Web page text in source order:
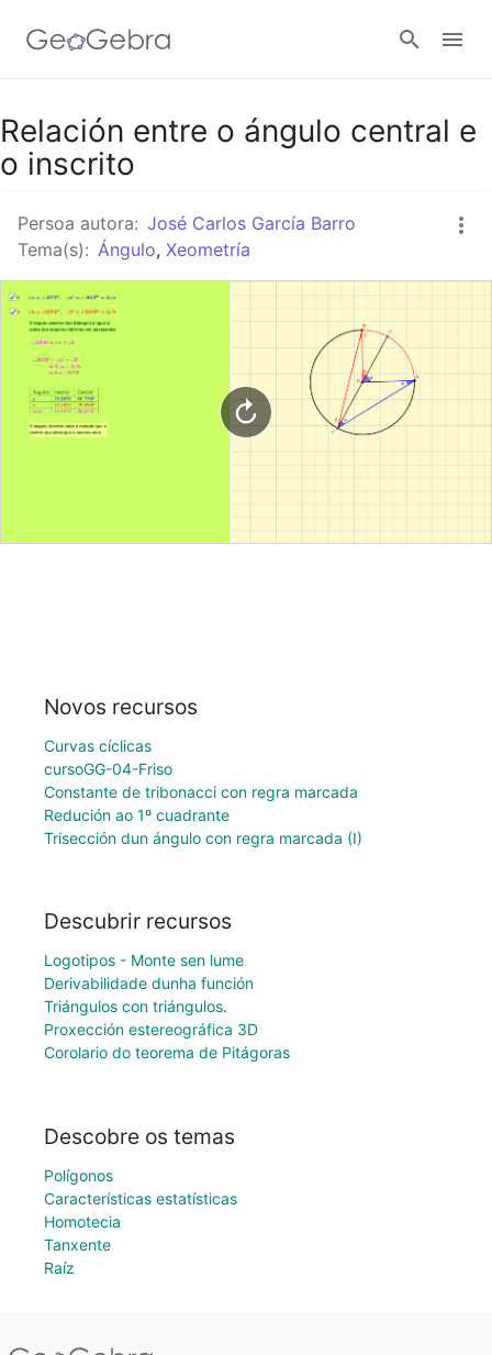
Título para compartir en Google Classroom
Conectar
Relación entre o ángulo central e
o inscrito
Persoa autora: José Carlos García Barro
Tema(s): Ángulo, Xeometría
Novos recursos
Curvas cíclicas
cursoGG-04-Friso
Constante de tribonacci con regra marcada
Redución ao 1º cuadrante
Trisección dun ángulo con regra marcada (I)
Descubrir recursos
Logotipos - Monte sen lume
Derivabilidade dunha función
Triángulos con triángulos.
Proxección estereográfica 3D
Corolario do teorema de Pitágoras
Descobre os temas
Polígonos
Características estatísticas
Homotecia
Tanxente
Raíz